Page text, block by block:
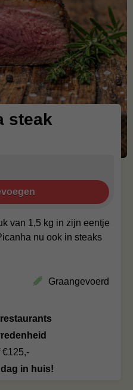
steak
van 1,5 kg in zijn eentje
nu ook in steaks
Graangevoerd
€125,-
in huis!